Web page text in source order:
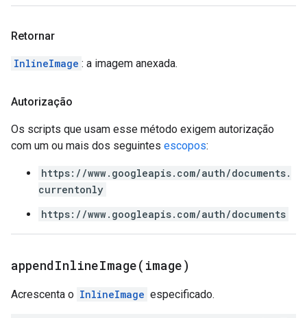
Retornar
InlineImage : a imagem anexada.
Autorização
Os scripts que usam esse método exigem autorização
com um ou mais dos seguintes escopos:
https://www.googleapis.com/auth/documents.
currentonly
https://www.googleapis.com/auth/documents
appendInlineImage( image)
Acrescenta o InlineImage especificado.